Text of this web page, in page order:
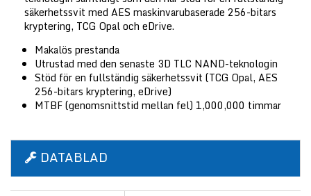
säkerhetssvit med AES maskinvarubaserade 256-bitars
kryptering, TCG Opal och eDrive.
Makalös prestanda
Utrustad med den senaste 3D TLC NAND-teknologin
Stöd för en fullständig säkerhetssvit (TCG Opal, AES
256-bitars kryptering, eDrive)
MTBF (genomsnittstid mellan fel) 1,000,000 timmar
DATABLAD